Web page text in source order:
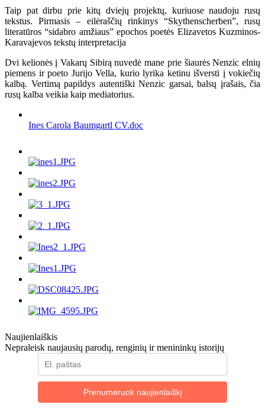
Taip pat dirbu prie kitų dviejų projektų, kuriuose naudoju rusų
tekstus. Pirmasis – eilėraščių rinkinys “Skythenscherben”, rusų
literatūros “sidabro amžiaus” epochos poetės Elizavetos Kuzminos-
Karavajevos tekstų interpretacija
Dvi kelionės į Vakarų Sibirą nuvedė mane prie šiaurės Nenzic elnių
piemens ir poeto Jurijo Vella, kurio lyrika ketinu išversti į vokiečių
kalbą. Vertimą papildys autentiški Nenzic garsai, balsų įrašais, čia
rusų kalba veikia kaip mediatorius.
Ines Carola Baumgartl CV.doc
Naujienlaiškis
Nepraleisk naujausių parodų, renginių ir menininkų istorijų
Prenumeruok naujienlaiškį